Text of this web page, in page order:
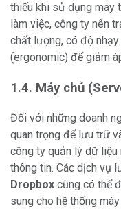
thiếu khi sử dụng máy
làm việc, công ty nên
chất lượng, có độ
(ergonomic) để giảm
1.4. Máy chủ
Đối với những doanh
quan trọng để lưu trữ
công ty quản lý dữ
thông tin. Các dịch vụ
Dropbox cũng có thể
sung cho hệ thống